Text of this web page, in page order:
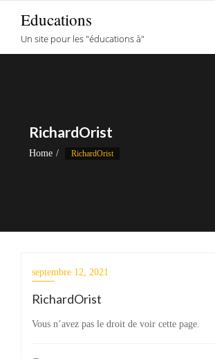
content
Educations
Un site pour les "éducations à"
RichardOrist
Home RichardOrist
septembre 12, 2021
RichardOrist
Vous n’avez pas le droit de voir cette page.